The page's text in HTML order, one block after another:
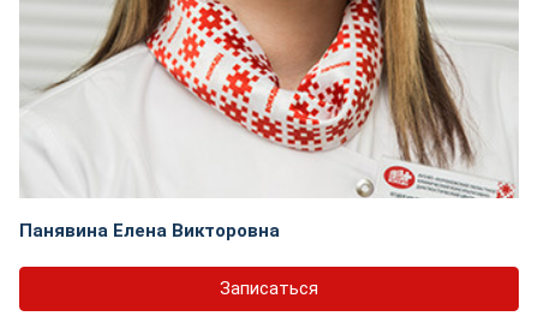
Панявина Елена Викторовна
Записаться